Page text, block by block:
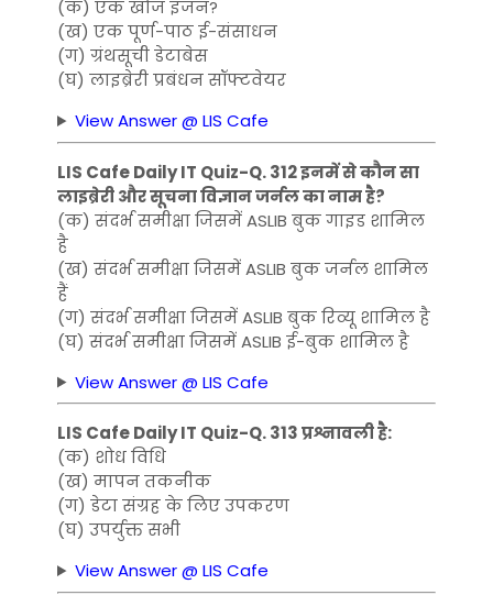
(क) एक खोज इंजन?
(ख) एक पूर्ण-पाठ ई-संसाधन
(ग) ग्रंथसूची डेटाबेस
(घ) लाइब्रेरी प्रबंधन सॉफ्टवेयर
View Answer @ LIS Cafe
LIS Cafe Daily IT Quiz-Q. 312 इनमें से कौन सा
लाइब्रेरी और सूचना विज्ञान जर्नल का नाम है?
(क) संदर्भ समीक्षा जिसमें ASLIB बुक गाइड शामिल
है
(ख) संदर्भ समीक्षा जिसमें ASLIB बुक जर्नल शामिल
हैं
(ग) संदर्भ समीक्षा जिसमें ASLIB बुक रिव्यू शामिल है
(घ) संदर्भ समीक्षा जिसमें ASLIB ई-बुक शामिल है
View Answer @ LIS Cafe
LIS Cafe Daily IT Quiz-Q. 313 प्रश्नावली है:
(क) शोध विधि
(ख) मापन तकनीक
(ग) डेटा संग्रह के लिए उपकरण
(घ) उपर्युक्त सभी
View Answer @ LIS Cafe